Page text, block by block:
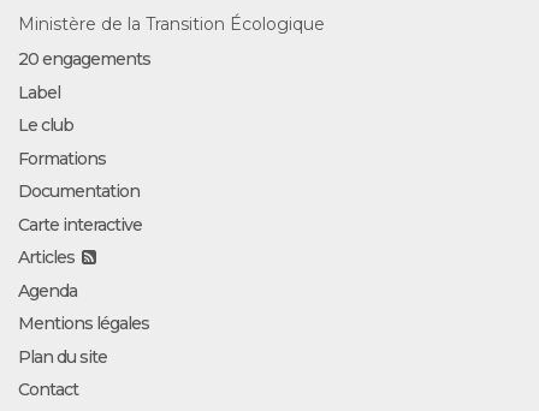
Ministère de la Transition Écologique
20 engagements
Label
Le club
Formations
Documentation
Carte interactive
Articles
Agenda
Mentions légales
Plan du site
Contact